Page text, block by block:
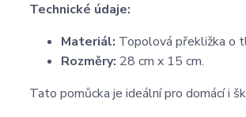
Technické údaje:
Materiál: Topolová překližka o
Rozměry: 28 cm x 15 cm.
Tato pomůcka je ideální pro domácí i